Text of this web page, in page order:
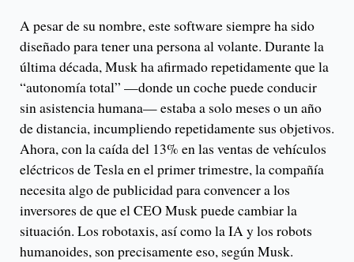
A pesar de su nombre, este software siempre ha sido
diseñado para tener una persona al volante. Durante la
última década, Musk ha afirmado repetidamente que la
“autonomía total” —donde un coche puede conducir
sin asistencia humana— estaba a solo meses o un año
de distancia, incumpliendo repetidamente sus objetivos.
Ahora, con la caída del 13% en las ventas de vehículos
eléctricos de Tesla en el primer trimestre, la compañía
necesita algo de publicidad para convencer a los
inversores de que el CEO Musk puede cambiar la
situación. Los robotaxis, así como la IA y los robots
humanoides, son precisamente eso, según Musk.